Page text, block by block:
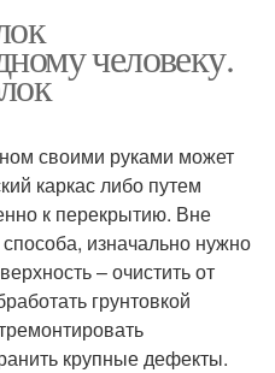
человеку.
своими руками может
каркас либо путем
к перекрытию. Вне
изначально нужно
– очистить от
грунтовкой
крупные дефекты.